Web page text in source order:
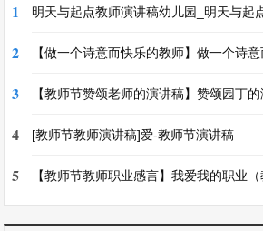
1 明天与起点教师演讲稿幼儿园_明天与起
2 【做一个诗意而快乐的教师】做一个诗
3 【教师节赞颂老师的演讲稿】赞颂园丁
4 [教师节教师演讲稿]爱-教师节演讲稿
5 【教师节教师职业感言】我爱我的职业（